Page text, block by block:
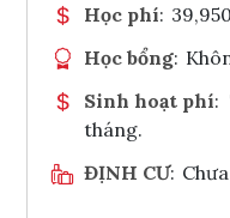
Học phí:
Học bổng:
Sinh hoạt phí:
tháng.
ĐỊNH CƯ: